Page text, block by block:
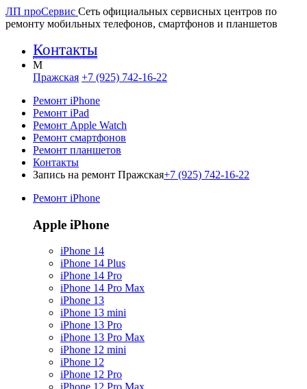
ЛП проСервис Сеть официальных сервисных центров по
ремонту мобильных телефонов, смартфонов и планшетов
Контакты
M
Пражская +7 (925) 742-16-22
Ремонт iPhone
Ремонт iPad
Ремонт Apple Watch
Ремонт смартфонов
Ремонт планшетов
Контакты
Запись на ремонт Пражская+7 (925) 742-16-22
Ремонт iPhone
Apple iPhone
iPhone 14
iPhone 14 Plus
iPhone 14 Pro
iPhone 14 Pro Max
iPhone 13
iPhone 13 mini
iPhone 13 Pro
iPhone 13 Pro Max
iPhone 12 mini
iPhone 12
iPhone 12 Pro